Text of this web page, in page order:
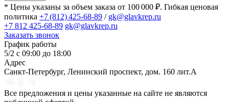
* Цены указаны за объем заказа от 100 000 ₽. Гибкая ценовая
политика +7 (812) 425-68-89 / gk@glavkrep.ru
+7 812 425-68-89 gk@glavkrep.ru
Заказать звонок
График работы
5/2 с 09:00 до 18:00
Адрес
Санкт-Петербург, Ленинский проспект, дом. 160 лит.А
Все предложения и цены указанные на сайте не являются